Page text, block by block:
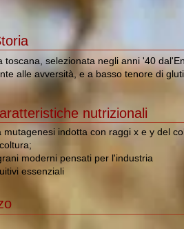
selezionata negli anni '40
alle avversità, e a basso tenore di
nutrizionali
indotta con raggi x e y del
moderni pensati per l'industria
essenziali